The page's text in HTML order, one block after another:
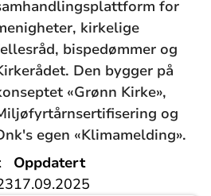
for
kirkelige
bispedømmer og
Den bygger på
«Grønn Kirke»,
og
egen «Klimamelding».
Oppdatert
17.09.2025